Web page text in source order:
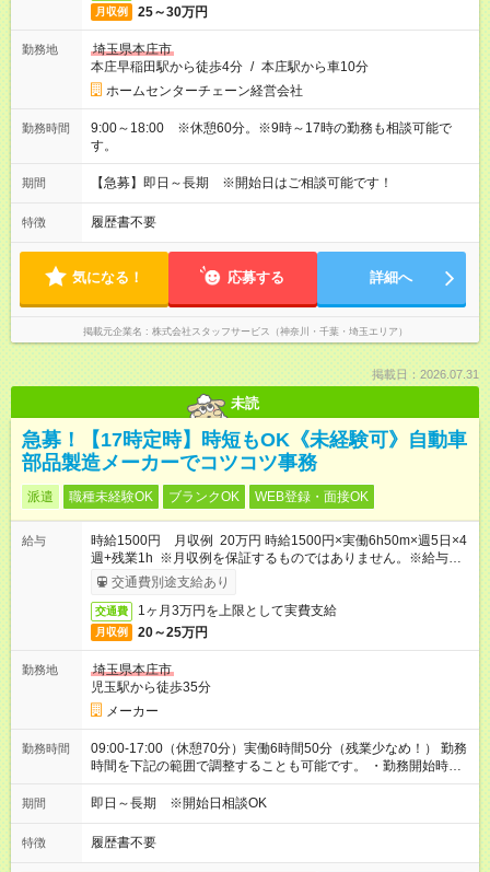
月収例 25～30万円
勤務地
埼玉県本庄市
本庄早稲田駅から徒歩4分 / 本庄駅から車10分
ホームセンターチェーン経営会社
勤務時間
9:00～18:00 ※休憩60分。※9時～17時の勤務も相談可能で
す。
期間 【急募】即日～長期 ※開始日はご相談可能です！
特徴 履歴書不要
気になる！ 応募する 詳細へ
掲載元企業名 株式会社スタッフサービス（神奈川・千葉・埼玉エリア）
掲載日：2026.07.31
未読
急募！【17時定時】時短もOK《未経験可》自動車
部品製造メーカーでコツコツ事務
派遣 職種未経験OK ブランクOK WEB登録・面接OK
給与
時給1500円 月収例 20万円 時給1500円×実働6h50m×週5日×4
週+残業1h ※月収例を保証するものではありません。※給与即受
取りサービス利用可（利用条件有）
交通費別途支給あり
交通費 1ヶ月3万円を上限として実費支給
月収例 20～25万円
勤務地
埼玉県本庄市
児玉駅から徒歩35分
メーカー
勤務時間
09:00-17:00（休憩70分）実働6時間50分（残業少なめ！） 勤務
時間を下記の範囲で調整することも可能です。 ・勤務開始時
間 08:00～09:00 ・勤務終了時間 16:00～17:00 ・実働
05:50～07:50
期間 即日～長期 ※開始日相談OK
特徴 履歴書不要